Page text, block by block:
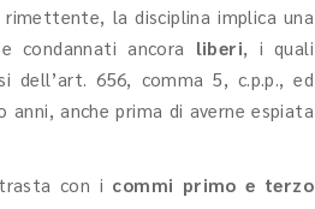
la disciplina implica una
e condannati ancora liberi, i quali
dell’art. 656, comma 5, c.p.p., ed
anche prima di averne espiata
con i commi primo e terzo